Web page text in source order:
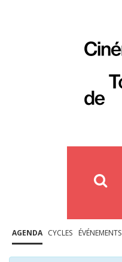
AGENDA CYCLES ÉVÉNEMENTS